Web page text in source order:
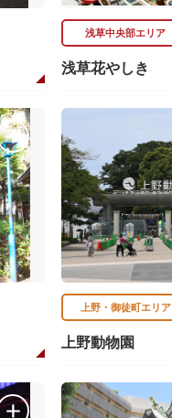
浅草中央部エリア
浅草花やしき
上野・御徒町エリア
上野動物園